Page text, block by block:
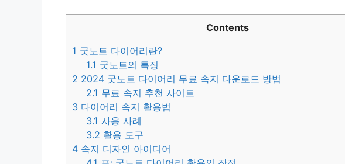
Contents
1 굿노트 다이어리란?
1.1 굿노트의 특징
2 2024 굿노트 다이어리 무료 속지 다운로드 방법
2.1 무료 속지 추천 사이트
3 다이어리 속지 활용법
3.1 사용 사례
3.2 활용 도구
4 속지 디자인 아이디어